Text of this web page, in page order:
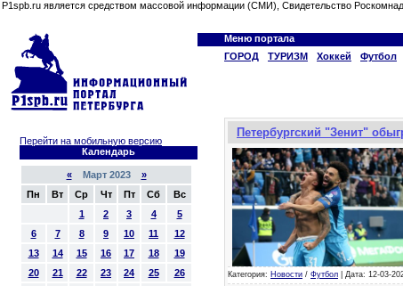
P1spb.ru является средством массовой информации (СМИ), Свидетельство
Меню портала
ГОРОД
ТУРИЗМ Хоккей Футбол
Перейти на мобильную версию
Календарь
«Март 2023 »
Пн
Вт Ср Чт Пт Сб
Вс
1
2 3 4
5
6
7 8 9 10 11
12
13
14 15 16 17 18
19
20
21 22 23 24 25
26
Петербургский "Зенит"
Категория: Новости / Футбол | Дата: 12-03-